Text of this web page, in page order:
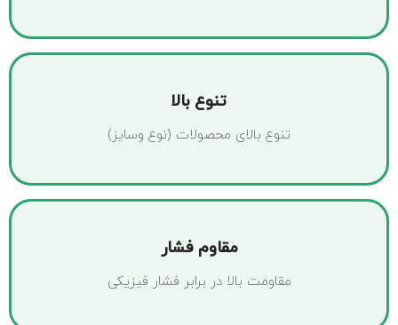
تنوع بالا
تنوع بالای محصولات (نوع وسایز)
مقاوم فشار
مقاومت بالا در برابر فشار فیزیکی